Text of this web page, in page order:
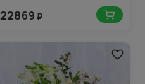
22869 ₽